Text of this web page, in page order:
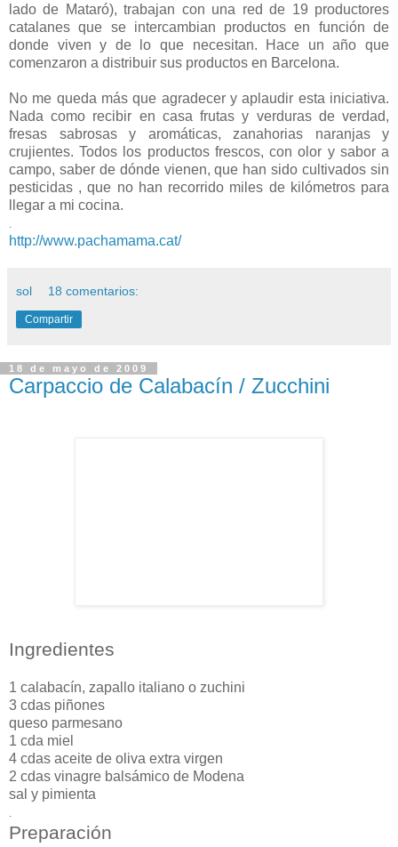
lado de Mataró), trabajan con una red de 19 productores
catalanes que se intercambian productos en función de
donde viven y de lo que necesitan. Hace un año que
comenzaron a distribuir sus productos en Barcelona.
No me queda más que agradecer y aplaudir esta iniciativa.
Nada como recibir en casa frutas y verduras de verdad,
fresas sabrosas y aromáticas, zanahorias naranjas y
crujientes. Todos los productos frescos, con olor y sabor a
campo, saber de dónde vienen, que han sido cultivados sin
pesticidas , que no han recorrido miles de kilómetros para
llegar a mi cocina.
.
http://www.pachamama.cat/
sol 18 comentarios:
Compartir
18 de mayo de 2009
Carpaccio de Calabacín / Zucchini
Ingredientes
1 calabacín, zapallo italiano o zuchini
3 cdas piñones
queso parmesano
1 cda miel
4 cdas aceite de oliva extra virgen
2 cdas vinagre balsámico de Modena
sal y pimienta
Preparación